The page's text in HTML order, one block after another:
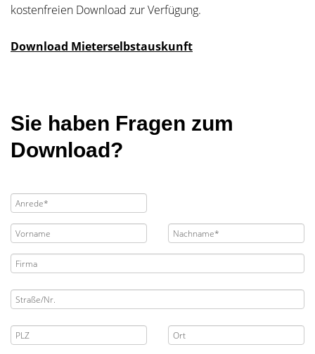
kostenfreien Download zur Verfügung.
Download Mieterselbstauskunft
Sie haben Fragen zum
Download?